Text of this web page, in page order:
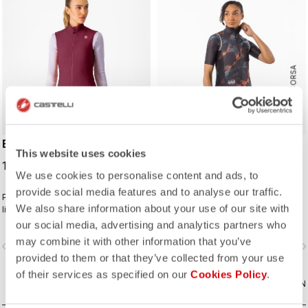
This website uses cookies
We use cookies to personalise content and ads, to
provide social media features and to analyse our traffic.
We also share information about your use of our site with
our social media, advertising and analytics partners who
may combine it with other information that you’ve
provided to them or that they’ve collected from your use
of their services as specified on our Cookies Policy.
ESPRESSO W VEST
124,95 €
Packbare Windweste, die zu Ihrem
liebsten Espresso-Look passt. Der
vordere Stoff hält den Wind ab und
Rückseite haben wir drei Taschen
hinzugefügt, damit Sie alles, was Sie
während der Fahrt brauchen, leicht
navigate_next
VERGLEICHEN
ROSSO CORSA
Ultraleichter Windschutz mit
geringem Packmaß, körpernaher
Passform und hohem Kragen.
navigate_before
VERGLEICHEN